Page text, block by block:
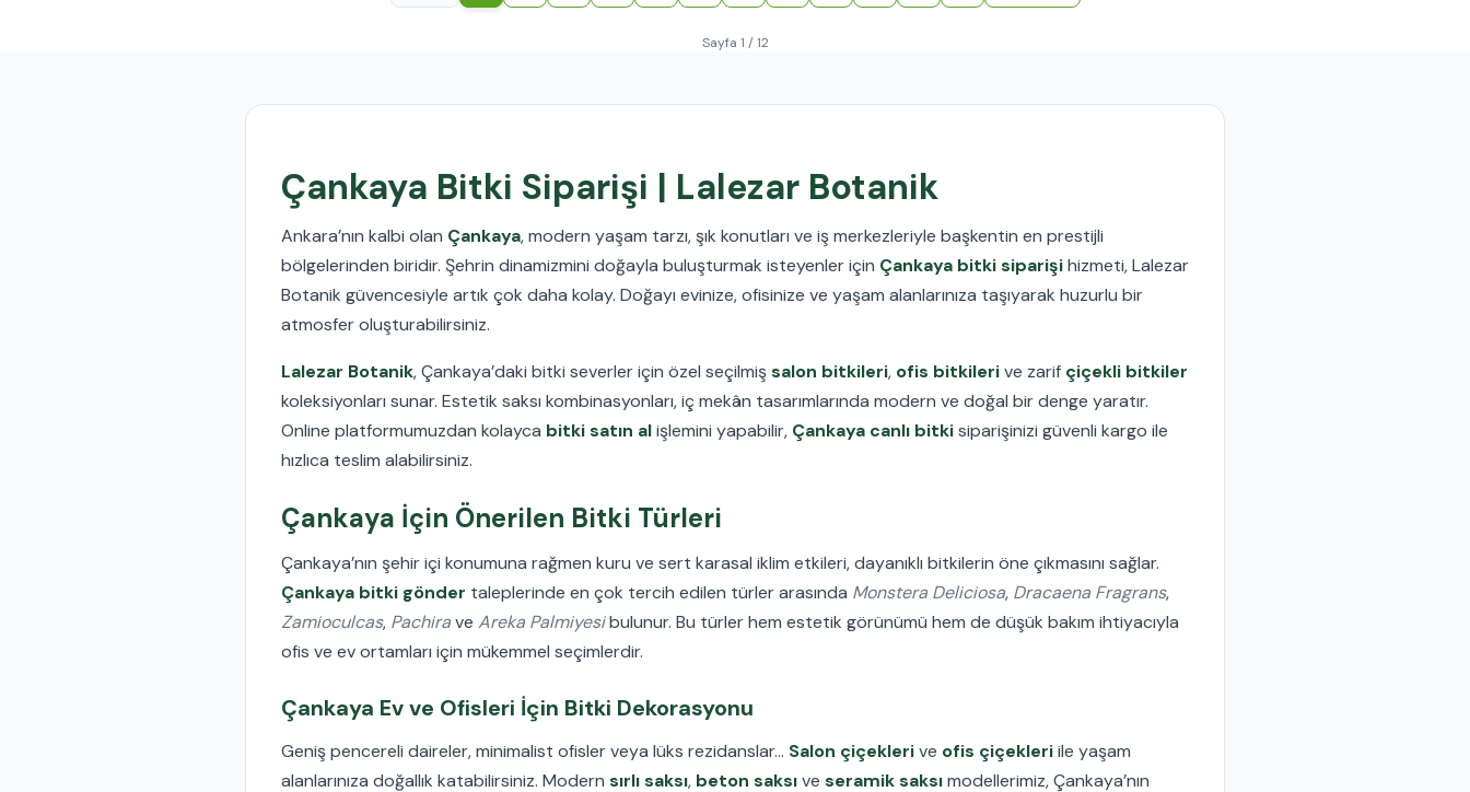
Sayfa 1 / 12
Çankaya Bitki Siparişi | Lalezar Botanik
Ankara’nın kalbi olan Çankaya, modern yaşam tarzı, şık konutları ve iş merkezleriyle başkentin en prestijli
bölgelerinden biridir. Şehrin dinamizmini doğayla buluşturmak isteyenler için Çankaya bitki siparişihizmeti, Lalezar
Botanik güvencesiyle artık çok daha kolay. Doğayı evinize, ofisinize ve yaşam alanlarınıza taşıyarak huzurlu bir
atmosfer oluşturabilirsiniz.
Lalezar Botanik, Çankaya’daki bitki severler için özel seçilmişsalon bitkileri, ofis bitkilerive zarif çiçekli bitkiler
koleksiyonları sunar. Estetik saksı kombinasyonları, iç mekân tasarımlarında modern ve doğal bir denge yaratır.
Online platformumuzdan kolayca bitki satın alişlemini yapabilir, Çankaya canlı bitkisiparişinizi güvenli kargo ile
hızlıca teslim alabilirsiniz.
Çankaya İçin Önerilen Bitki Türleri
Çankaya’nın şehir içi konumuna rağmen kuru ve sert karasal iklim etkileri, dayanıklı bitkilerin öne çıkmasını sağlar.
Çankaya bitki gönder taleplerinde en çok tercih edilen türler arasında Monstera Deliciosa, Dracaena Fragrans,
Zamioculcas, Pachirave Areka Palmiyesibulunur. Bu türler hem estetik görünümü hem de düşük bakım ihtiyacıyla
ofis ve ev ortamları için mükemmel seçimlerdir.
Çankaya Ev ve Ofisleri İçin Bitki Dekorasyonu
Geniş pencereli daireler, minimalist ofisler veya lüks rezidanslar… Salon çiçeklerive ofis çiçekleriile yaşam
alanlarınıza doğallık katabilirsiniz. Modern sırlı saksı, beton saksıve seramik saksımodellerimiz, Çankaya’nın